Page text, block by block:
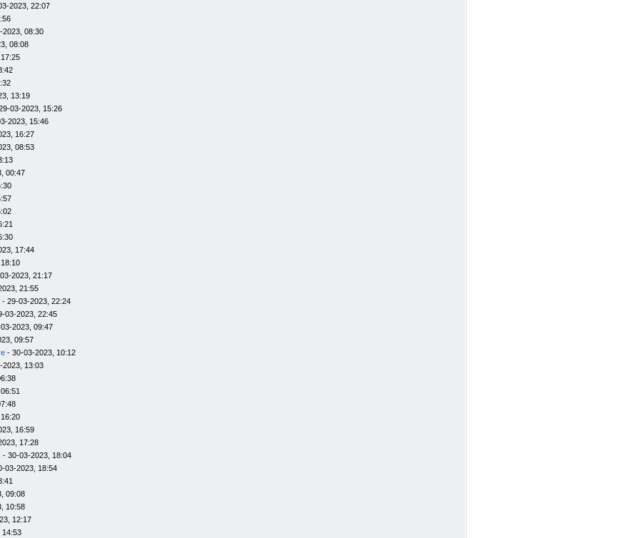
2023, 22:07
2023, 08:30
08:08
13:19
03-2023, 15:26
2023, 15:46
16:27
08:53
00:47
17:44
2023, 21:17
21:55
- 29-03-2023, 22:24
03-2023, 22:45
2023, 09:47
09:57
- 30-03-2023, 10:12
2023, 13:03
16:59
17:28
- 30-03-2023, 18:04
03-2023, 18:54
09:08
10:58
12:17
14:53